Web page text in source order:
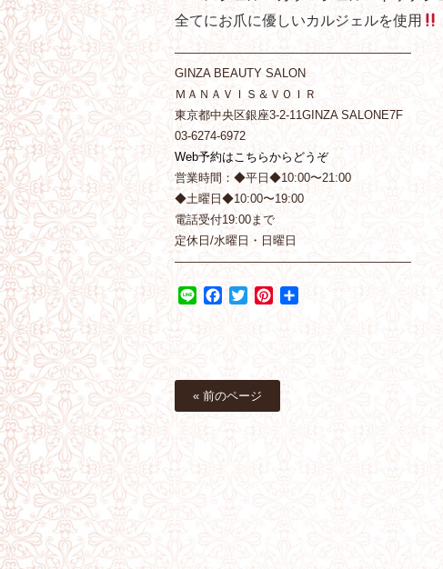
全てにお爪に優しいカルジェルを使用
————————————————————
GINZA BEAUTY SALON
ＭＡＮＡＶＩＳ＆ＶＯＩＲ
東京都中央区銀座3-2-11GINZA SALONE7F
03-6274-6972
Web予約はこちらからどうぞ
営業時間：◆平日◆10:00〜21:00
◆土曜日◆10:00〜19:00
電話受付19:00まで
定休日/水曜日・日曜日
————————————————————
Line Facebook
TwitterPinterest
« 前のページ